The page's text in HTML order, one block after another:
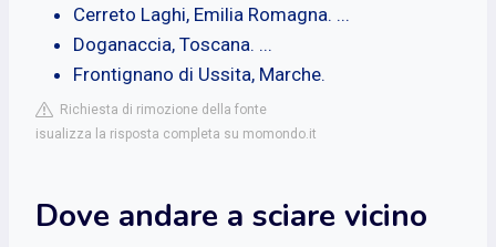
Cerreto Laghi, Emilia Romagna. ...
Doganaccia, Toscana. ...
Frontignano di Ussita, Marche.
Richiesta di rimozione della fonte
isualizza la risposta completa su momondo.it
Dove andare a sciare vicino